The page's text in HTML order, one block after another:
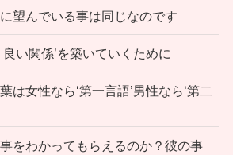
望んでいる事は同じなのです
い関係’を築いていくために
は女性なら‘第一言語’男性なら‘第二
をわかってもらえるのか？彼の事